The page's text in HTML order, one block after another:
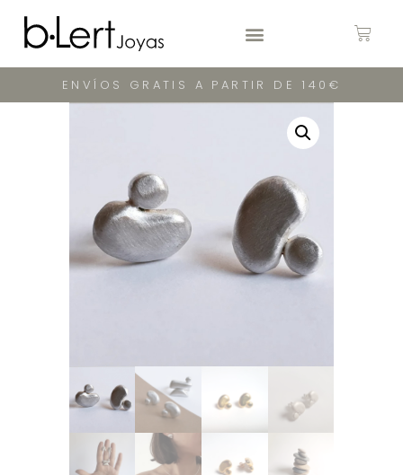
ENVÍOS GRATIS A PARTIR DE 140€